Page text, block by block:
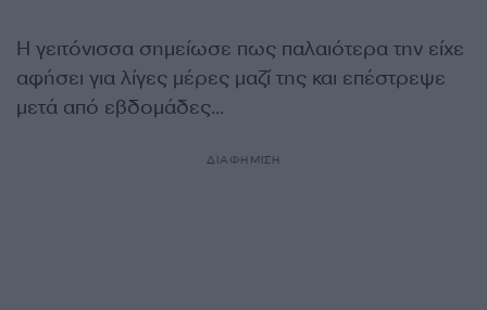
Η γειτόνισσα σημείωσε πως παλαιότερα την είχε
αφήσει για λίγες μέρες μαζί της και επέστρεψε
μετά από εβδομάδες…
ΔΙΑΦΗΜΙΣΗ